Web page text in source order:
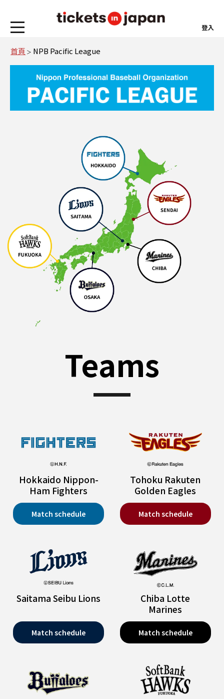
登入
首頁 NPB Pacific League
Teams
Hokkaido Nippon-
Ham Fighters
Match schedule
Tohoku Rakuten
Golden Eagles
Match schedule
Saitama Seibu Lions
Match schedule
Chiba Lotte
Marines
Match schedule